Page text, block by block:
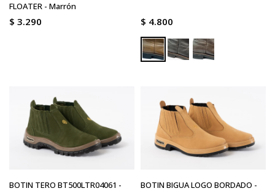
FLOATER - Marrón
$ 3.290 $ 4.800
BOTIN TERO BT500LTR04061 -
BOTIN BIGUA LOGO BORDADO -